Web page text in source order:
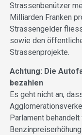
Strassenbenützer
Milliarden Franken
Strassengelder
sowie den
Strassenprojekte.
Achtung: Die
bezahlen
Es geht nicht an,
Parlament